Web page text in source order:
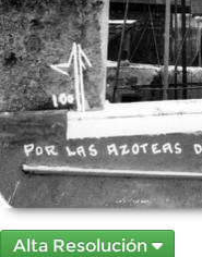
Alta Resolución